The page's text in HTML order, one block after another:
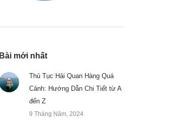
Bài mới nhất
Thủ Tục Hải Quan Hàng Quá
Cảnh: Hướng Dẫn Chi Tiết từ A
đến Z
9 Tháng Năm, 2024